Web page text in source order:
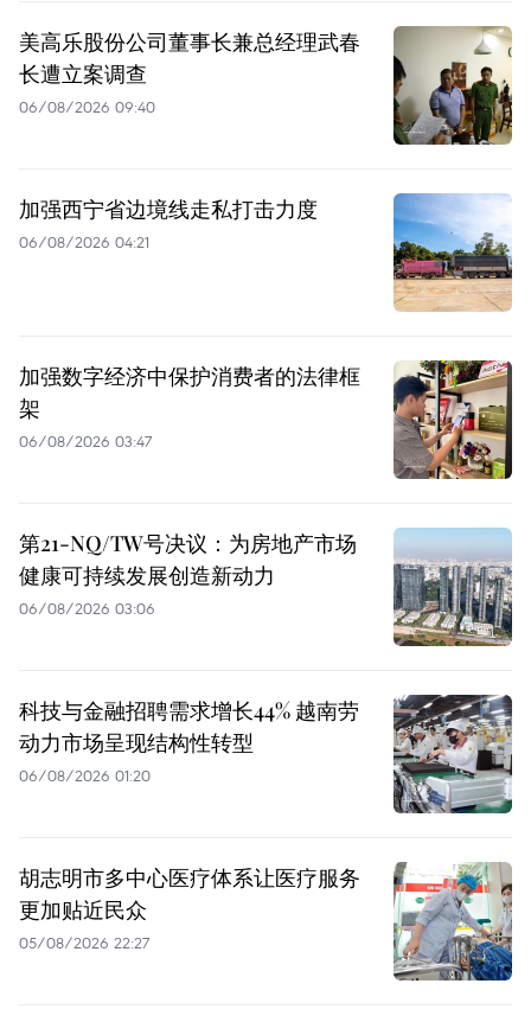
美高乐股份公司董事长兼总经理武春
长遭立案调查
06/08/2026 09:40
加强西宁省边境线走私打击力度
06/08/2026 04:21
加强数字经济中保护消费者的法律框
架
06/08/2026 03:47
第21-NQ/TW号决议：为房地产市场
健康可持续发展创造新动力
06/08/2026 03:06
科技与金融招聘需求增长44% 越南劳
动力市场呈现结构性转型
06/08/2026 01:20
胡志明市多中心医疗体系让医疗服务
更加贴近民众
05/08/2026 22:27